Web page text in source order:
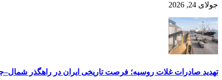
جولای 24, 2026
تهدید صادرات غلات روسیه؛ فرصت تاریخی ایران در راهگذر